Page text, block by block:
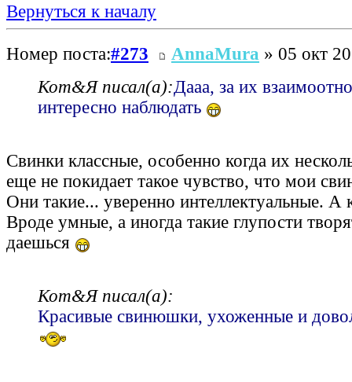
Вернуться к началу
Номер поста:#273 AnnaMura » 05 окт
Кот&Я писал(а):Дааа, за их
интересно наблюдать
Свинки классные, особенно когда их
еще не покидает такое чувство, что мои
Они такие... уверенно интеллектуальные.
Вроде умные, а иногда такие глупости
даешься
Кот&Я писал(а):
Красивые свинюшки, ухоженные и